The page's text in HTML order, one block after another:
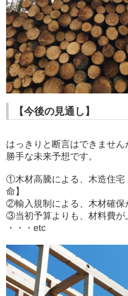
【今後の見通し】
はっきりと断言はできません
勝手な未来予想です。
①木材高騰による、木造住
命】
②輸入規制による、木材確保
③当初予算よりも、材料費が
・・・etc